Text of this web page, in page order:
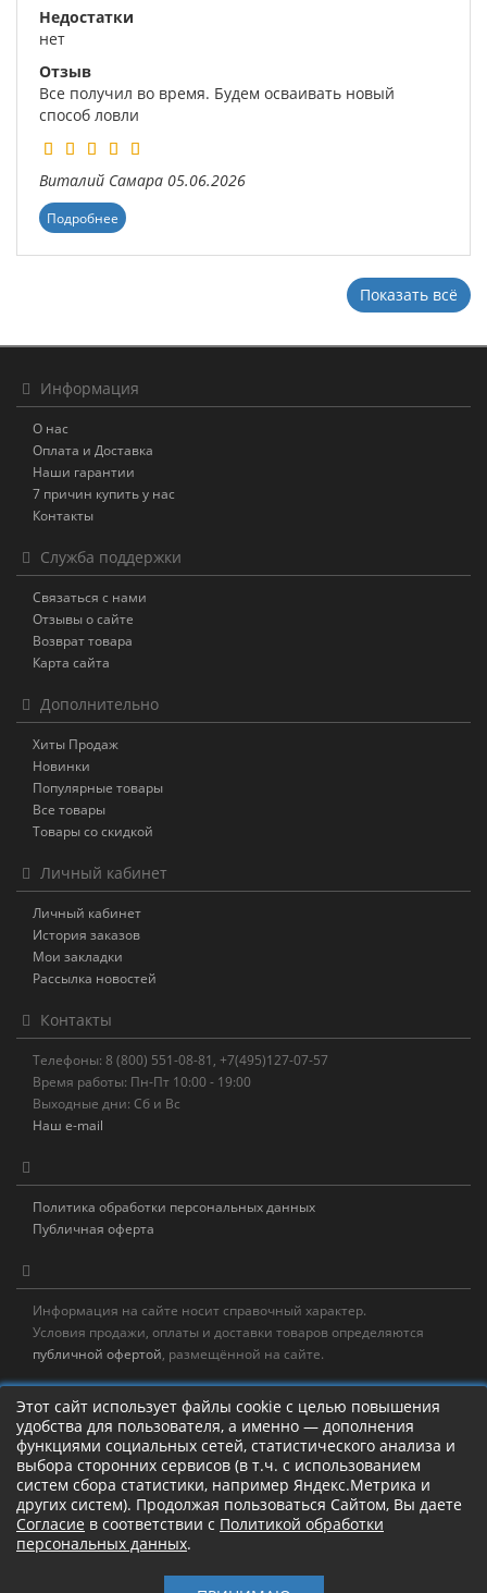
Недостатки
нет
Отзыв
Все получил во время. Будем осваивать новый
способ ловли
Виталий Самара 05.06.2026
Подробнее
Показать всё
Информация
О нас
Оплата и Доставка
Наши гарантии
7 причин купить у нас
Контакты
Служба поддержки
Связаться с нами
Отзывы о сайте
Возврат товара
Карта сайта
Дополнительно
Хиты Продаж
Новинки
Популярные товары
Все товары
Товары со скидкой
Личный кабинет
Личный кабинет
История заказов
Мои закладки
Рассылка новостей
Контакты
Телефоны: 8 (800) 551-08-81, +7(495)127-07-57
Время работы: Пн-Пт 10:00 - 19:00
Выходные дни: Сб и Вс
Наш e-mail
Политика обработки персональных данных
Публичная оферта
Информация на сайте носит справочный характер.
Условия продажи, оплаты и доставки товаров определяются
публичной офертой, размещённой на сайте.
Новостная рассылка
Новости, акции, распродажи и полезные советы!
Левая панель
Этот сайт использует файлы cookie с целью повышения
удобства для пользователя, а именно — дополнения
функциями социальных сетей, статистического анализа и
выбора сторонних сервисов (в т.ч. с использованием
систем сбора статистики, например Яндекс.Метрика и
других систем). Продолжая пользоваться Сайтом, Вы даете
Согласие в соответствии с Политикой обработки
персональных данных.